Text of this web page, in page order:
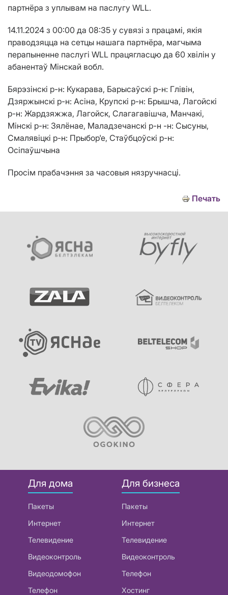
партнёра з уплывам на паслугу WLL.
14.11.2024 з 00:00 да 08:35 у сувязі з працамі, якія
праводзяцца на сетцы нашага партнёра, магчыма
перапыненне паслугі WLL працягласцю да 60 хвілін у
абанентаў Мінскай вобл.
Бярэзінскі р-н: Кукарава, Барысаўскі р-н: Глівін,
Дзяржынскі р-н: Асіна, Крупскі р-н: Брышча, Лагойскі
р-н: Жардзяжжа, Лагойск, Слагагавішча, Манчакі,
Мінскі р-н: Зялёнае, Маладзечанскі р-н -н: Сысуны,
Смалявіцкі р-н: Прыбор'е, Стаўбцоўскі р-н:
Осіпаўшчына
Просім прабачэння за часовыя нязручнасці.
Печать
Для дома
Пакеты
Интернет
Телевидение
Видеоконтроль
Видеодомофон
Телефон
Для бизнеса
Пакеты
Интернет
Телевидение
Видеоконтроль
Телефон
Хостинг